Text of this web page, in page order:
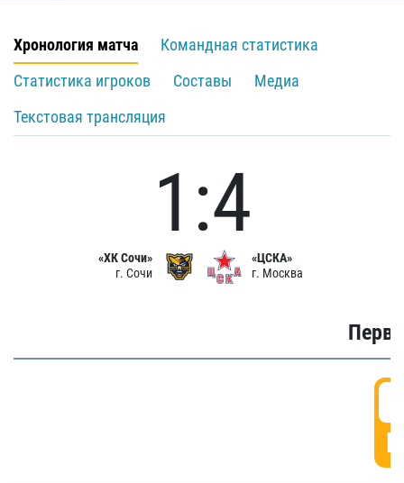
Хронология матча
Командная статистика
Статистика игроков
Составы
Медиа
Текстовая трансляция
«ХК Сочи»
г. Сочи
1:4
«ЦСКА»
г. Москва